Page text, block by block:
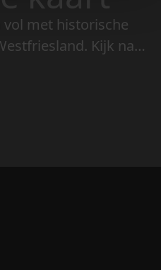
met historische
Kijk naar